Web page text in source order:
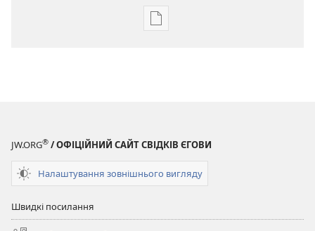
Параметри
ВИВЧЕННЯ)
15 грудня
2000
JW.ORG® / ОФІЦІЙНИЙ САЙТ СВІДКІВ ЄГОВИ
Налаштування зовнішнього вигляду
Швидкі посилання